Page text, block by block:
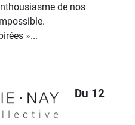
de nos
»...
Du 12